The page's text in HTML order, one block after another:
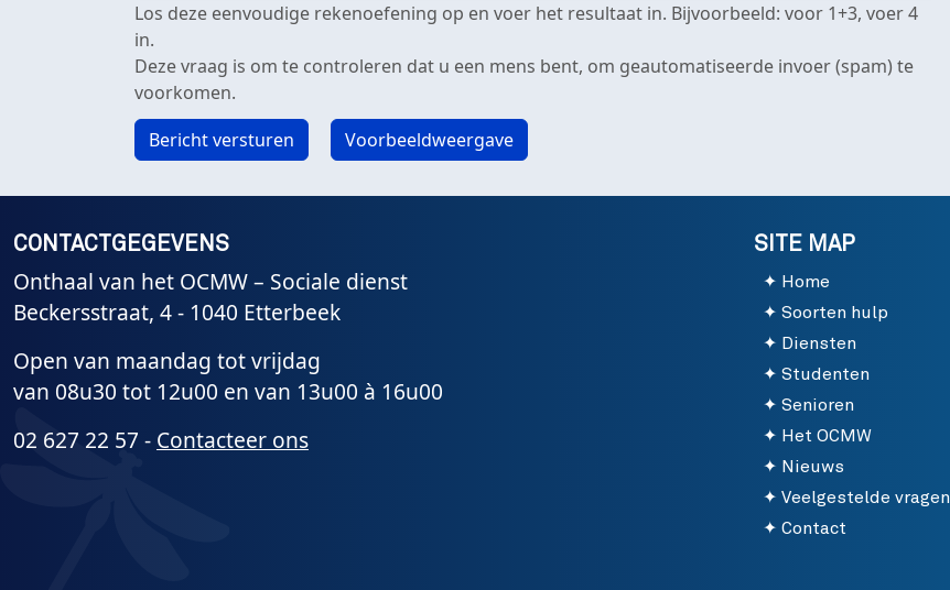
Los deze eenvoudige rekenoefening op en voer het resultaat in. Bijvoorbeeld: voor 1+3, voer 4
in.
Deze vraag is om te controleren dat u een mens bent, om geautomatiseerde invoer (spam) te
voorkomen.
CONTACTGEGEVENS
Onthaal van het OCMW – Sociale dienst
Beckersstraat, 4 - 1040 Etterbeek
Open van maandag tot vrijdag
van 08u30 tot 12u00 en van 13u00 à 16u00
02 627 22 57 - Contacteer ons
SITE MAP
Home
Soorten hulp
Diensten
Studenten
Senioren
Het OCMW
Nieuws
Veelgestelde vragen
Contact